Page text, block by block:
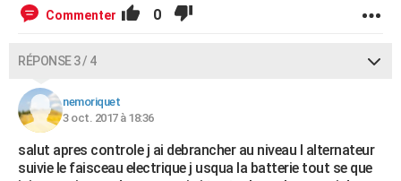
Commenter 0
RÉPONSE 3 / 4
nemoriquet
3 oct. 2017 à 18:36
salut apres controle j ai debrancher au niveau l alternateur
suivie le faisceau electrique j usqua la batterie tout se que